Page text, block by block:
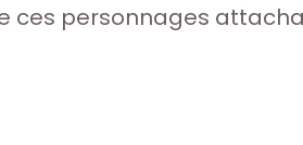
ces personnages